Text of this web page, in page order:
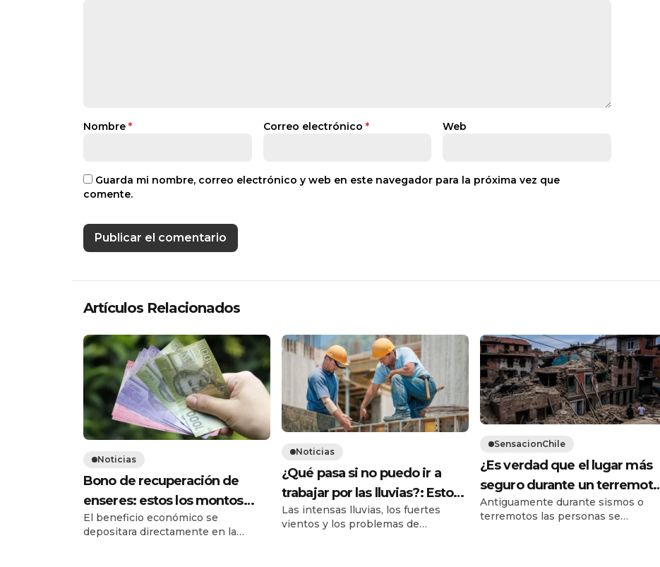
Nombre * Correo electrónico * Web
Guarda mi nombre, correo electrónico y web en este navegador para la próxima vez que
comente.
Artículos Relacionados
Noticias
Bono de recuperación de
enseres: estos los montos
según nivel de afectación
El beneficio económico se
depositara directamente en la
Noticias
¿Qué pasa si no puedo ir a
trabajar por las lluvias?: Esto
dice la Dirección del Trabajo
Las intensas lluvias, los fuertes
vientos y los problemas de
SensacionChile
¿Es verdad que el lugar más
seguro durante un terremoto
es bajo el marco de una
puerta?
Antiguamente durante sismos o
terremotos las personas se